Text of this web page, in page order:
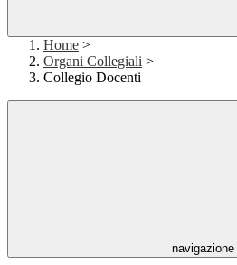
Home >
Organi Collegiali >
Collegio Docenti
navigazione